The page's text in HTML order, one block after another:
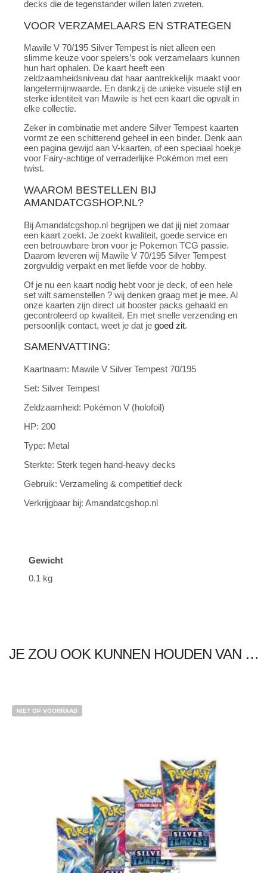
decks die de tegenstander willen laten zweten.
VOOR VERZAMELAARS EN STRATEGEN
Mawile V 70/195 Silver Tempest is niet alleen een
slimme keuze voor spelers’s ook verzamelaars kunnen
hun hart ophalen. De kaart heeft een
zeldzaamheidsniveau dat haar aantrekkelijk maakt voor
langetermijnwaarde. En dankzij de unieke visuele stijl en
sterke identiteit van Mawile is het een kaart die opvalt in
elke collectie.
Zeker in combinatie met andere Silver Tempest kaarten
vormt ze een schitterend geheel in een binder. Denk aan
een pagina gewijd aan V-kaarten, of een speciaal hoekje
voor Fairy-achtige of verraderlijke Pokémon met een
twist.
WAAROM BESTELLEN BIJ
AMANDATCGSHOP.NL?
Bij Amandatcgshop.nl begrijpen we dat jij niet zomaar
een kaart zoekt. Je zoekt kwaliteit, goede service en
een betrouwbare bron voor je Pokemon TCG passie.
Daarom leveren wij Mawile V 70/195 Silver Tempest
zorgvuldig verpakt en met liefde voor de hobby.
Of je nu een kaart nodig hebt voor je deck, of een hele
set wilt samenstellen ? wij denken graag met je mee. Al
onze kaarten zijn direct uit booster packs gehaald en
gecontroleerd op kwaliteit. En met snelle verzending en
persoonlijk contact, weet je dat je goed zit.
SAMENVATTING:
Kaartnaam: Mawile V Silver Tempest 70/195
Set: Silver Tempest
Zeldzaamheid: Pokémon V (holofoil)
HP: 200
Type: Metal
Sterkte: Sterk tegen hand-heavy decks
Gebruik: Verzameling & competitief deck
Verkrijgbaar bij: Amandatcgshop.nl
Gewicht
0.1 kg
JE ZOU OOK KUNNEN HOUDEN VAN …
NIET OP VOORRAAD
€15.95 €11.95